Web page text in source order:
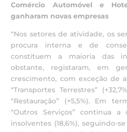
Comércio Automóvel e
ganharam novas empresas
“Nos setores de atividade, os
procura interna e de
constituem a maioria das
obstante, registaram, em
crescimento, com exceção de
“Transportes Terrestres”
“Restauração” (+5,5%). Em
“Outros Serviços” continua a
insolventes (18,6%), seguindo-se